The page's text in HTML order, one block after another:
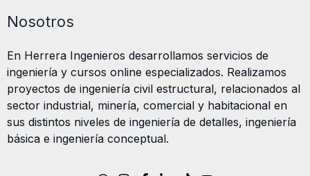
Nosotros
En Herrera Ingenieros desarrollamos servicios de
ingeniería y cursos online especializados. Realizamos
proyectos de ingeniería civil estructural, relacionados al
sector industrial, minería, comercial y habitacional en
sus distintos niveles de ingeniería de detalles, ingeniería
básica e ingeniería conceptual.